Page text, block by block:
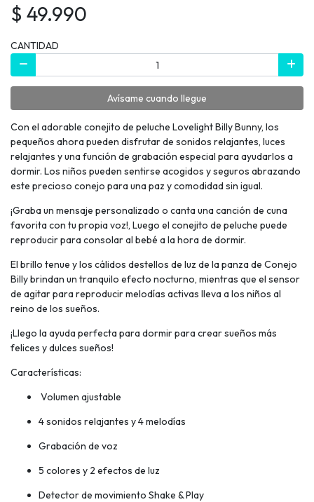
$ 49.990
CANTIDAD
Avísame cuando llegue
Con el adorable conejito de peluche Lovelight Billy Bunny, los
pequeños ahora pueden disfrutar de sonidos relajantes, luces
relajantes y una función de grabación especial para ayudarlos a
dormir. Los niños pueden sentirse acogidos y seguros abrazando
este precioso conejo para una paz y comodidad sin igual.
¡Graba un mensaje personalizado o canta una canción de cuna
favorita con tu propia voz!, Luego el conejito de peluche puede
reproducir para consolar al bebé a la hora de dormir.
El brillo tenue y los cálidos destellos de luz de la panza de Conejo
Billy brindan un tranquilo efecto nocturno, mientras que el sensor
de agitar para reproducir melodías activas lleva a los niños al
reino de los sueños.
¡Llego la ayuda perfecta para dormir para crear sueños más
felices y dulces sueños!
Características:
Volumen ajustable
4 sonidos relajantes y 4 melodías
Grabación de voz
5 colores y 2 efectos de luz
Detector de movimiento Shake & Play